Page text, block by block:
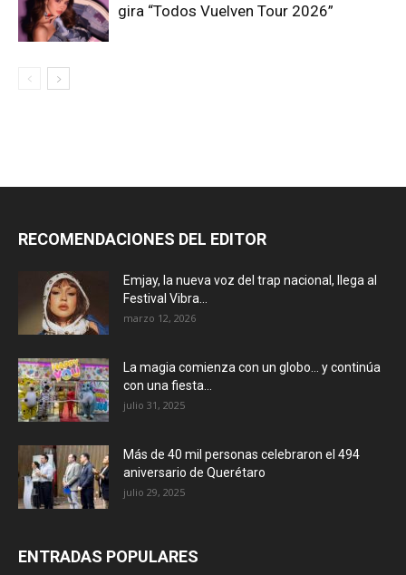
gira “Todos Vuelven Tour 2026”
RECOMENDACIONES DEL EDITOR
Emjay, la nueva voz del trap nacional, llega al
Festival Vibra...
marzo 12, 2026
La magia comienza con un globo… y continúa
con una fiesta...
julio 31, 2025
Más de 40 mil personas celebraron el 494
aniversario de Querétaro
julio 29, 2025
ENTRADAS POPULARES